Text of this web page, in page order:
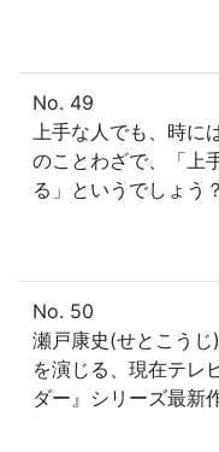
No. 49
上手な人でも、時に
のことわざで、「上
る」というでしょう？
No. 50
瀬戸康史(せとこう
を演じる、現在テレ
ダー』シリーズ最新